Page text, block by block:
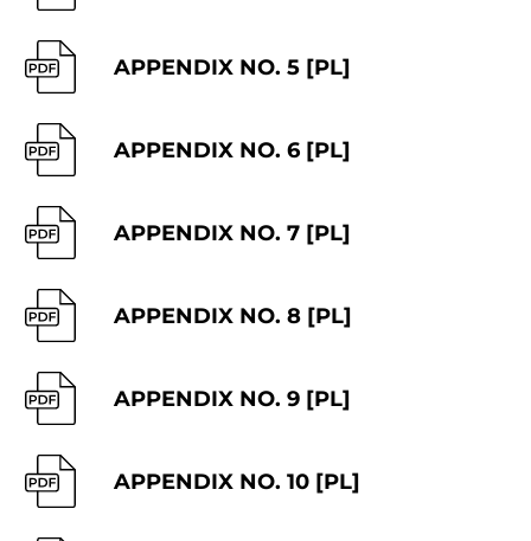
APPENDIX NO. 5 [PL]
APPENDIX NO. 6 [PL]
APPENDIX NO. 7 [PL]
APPENDIX NO. 8 [PL]
APPENDIX NO. 9 [PL]
APPENDIX NO. 10 [PL]